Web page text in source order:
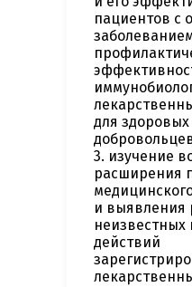
пациентов с
для здоровых
3. изучение
расширения
и выявления
неизвестных
действий